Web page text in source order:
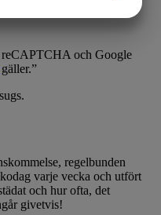
reCAPTCHA och Google
gäller.”
regelbunden
varje vecka och utfört
och hur ofta, det
givetvis!